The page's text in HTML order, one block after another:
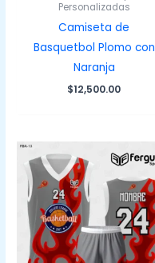
Personalizadas
Camiseta de
Basquetbol Plomo con
Naranja
$12,500.00